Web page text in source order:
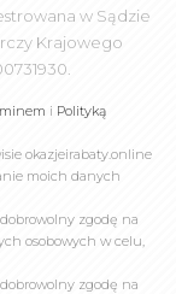
w Sądzie
Krajowego
i Polityką
okazjeirabaty.online
moich danych
zgodę na
osobowych w celu,
zgodę na